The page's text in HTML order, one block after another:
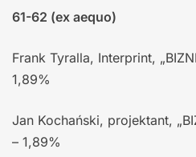
61-62 (ex aequo)
Frank Tyralla, Interprint,
1,89%
Jan Kochański, projektant,
– 1,89%